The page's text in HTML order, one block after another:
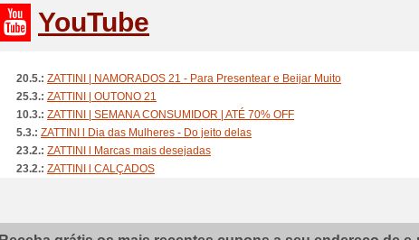
YouTube
20.5.: ZATTINI | NAMORADOS 21 - Para Presentear e Beijar Muito
25.3.: ZATTINI | OUTONO 21
10.3.: ZATTINI | SEMANA CONSUMIDOR | ATÉ 70% OFF
5.3.: ZATTINI l Dia das Mulheres - Do jeito delas
23.2.: ZATTINI l Marcas mais desejadas
23.2.: ZATTINI l CALÇADOS
26.11.: BLACK FRIDAY ZATTINI | ATÉ 80%OFF